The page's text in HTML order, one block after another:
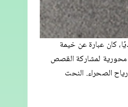
كان عبارة عن خيمة
محورية لمشاركة القصص
الصحراء. النحت